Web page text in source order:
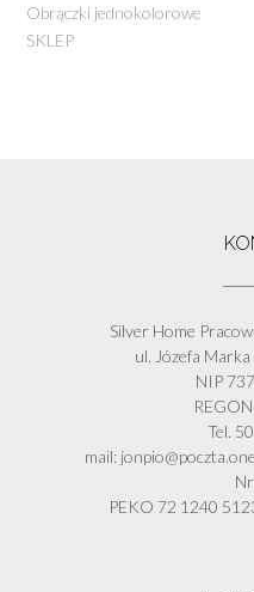
Obrączki jednokolorowe
SKLEP
Silver Home
ul. Józefa
NIP
Tel.
mail:
PEKO 72 1240